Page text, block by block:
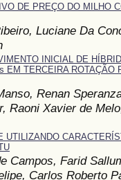
DE PREÇO DO MILHO
Luciane Da
INICIAL DE
EM TERCEIRA ROTAÇÃO
Renan
Raoni Xavier de
UTILIZANDO
Campos, Farid
Carlos Roberto